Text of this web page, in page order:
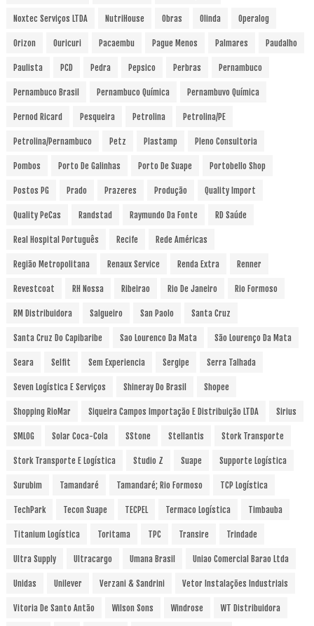
Noxtec Serviços LTDA NutriHouse Obras Olinda Operalog
Orizon Ouricuri Pacaembu Pague Menos Palmares Paudalho
Paulista PCD Pedra Pepsico Perbras Pernambuco
Pernambuco Brasil Pernambuco Química Pernambuvo Química
Pernod Ricard Pesqueira Petrolina Petrolina/PE
Petrolina/Pernambuco Petz Plastamp Pleno Consultoria
Pombos Porto De Galinhas Porto De Suape Portobello Shop
Postos PG Prado Prazeres Produção Quality Import
Quality PeCas Randstad Raymundo Da Fonte RD Saúde
Real Hospital Português Recife Rede Américas
Região Metropolitana Renaux Service Renda Extra Renner
Revestcoat RH Nossa Ribeirao Rio De Janeiro Rio Formoso
RM Distribuidora Salgueiro San Paolo Santa Cruz
Santa Cruz Do Capibaribe Sao Lourenco Da Mata São Lourenço Da Mata
Seara Selfit Sem Experiencia Sergipe Serra Talhada
Seven Logística E Serviços Shineray Do Brasil Shopee
Shopping RioMar Siqueira Campos Importação E Distribuição LTDA Sirius
SMLOG Solar Coca-Cola SStone Stellantis Stork Transporte
Stork Transporte E Logística Studio Z Suape Supporte Logística
Surubim Tamandaré Tamandaré; Rio Formoso TCP Logística
TechPark Tecon Suape TECPEL Termaco Logística Timbauba
Titanium Logística Toritama TPC Transire Trindade
Ultra Supply Ultracargo Umana Brasil Uniao Comercial Barao Ltda
Unidas Unilever Verzani & Sandrini Vetor Instalações Industriais
Vitoria De Santo Antão Wilson Sons Windrose WT Distribuidora